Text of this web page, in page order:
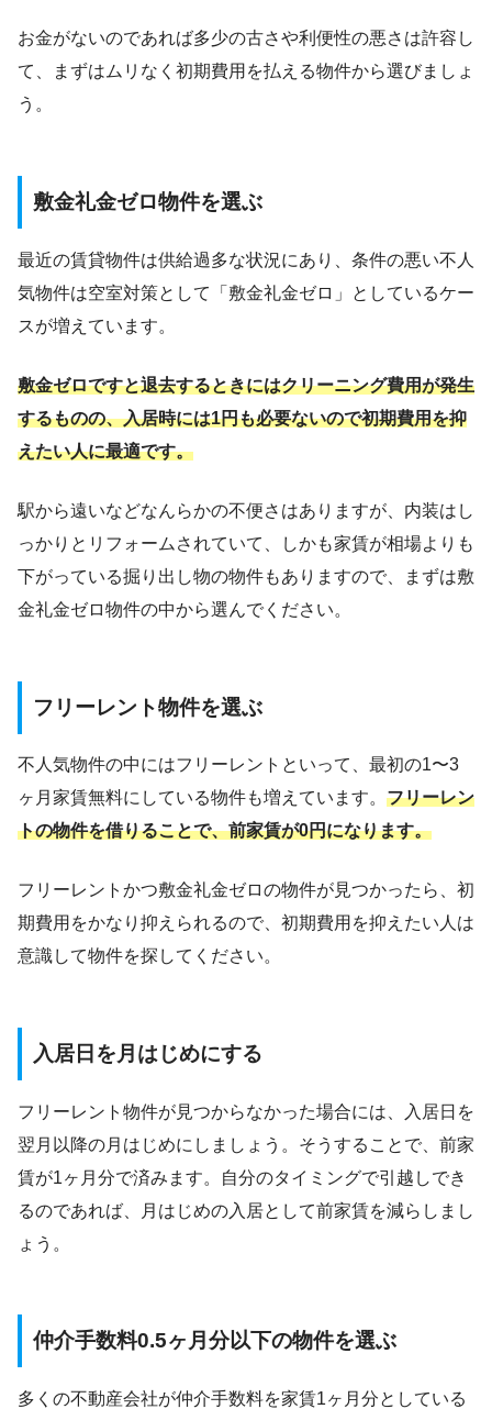
お金がないのであれば多少の古さや利便性の悪さは許容し
て、まずはムリなく初期費用を払える物件から選びましょ
う。
敷金礼金ゼロ物件を選ぶ
最近の賃貸物件は供給過多な状況にあり、条件の悪い不人
気物件は空室対策として「敷金礼金ゼロ」としているケー
スが増えています。
敷金ゼロですと退去するときにはクリーニング費用が発生
するものの、入居時には1円も必要ないので初期費用を抑
えたい人に最適です。
駅から遠いなどなんらかの不便さはありますが、内装はし
っかりとリフォームされていて、しかも家賃が相場よりも
下がっている掘り出し物の物件もありますので、まずは敷
金礼金ゼロ物件の中から選んでください。
フリーレント物件を選ぶ
不人気物件の中にはフリーレントといって、最初の1〜3
ヶ月家賃無料にしている物件も増えています。 フリーレン
トの物件を借りることで、前家賃が0円になります。
フリーレントかつ敷金礼金ゼロの物件が見つかったら、初
期費用をかなり抑えられるので、初期費用を抑えたい人は
意識して物件を探してください。
入居日を月はじめにする
フリーレント物件が見つからなかった場合には、入居日を
翌月以降の月はじめにしましょう。そうすることで、前家
賃が1ヶ月分で済みます。自分のタイミングで引越しでき
るのであれば、月はじめの入居として前家賃を減らしまし
ょう。
仲介手数料0.5ヶ月分以下の物件を選ぶ
多くの不動産会社が仲介手数料を家賃1ヶ月分としている